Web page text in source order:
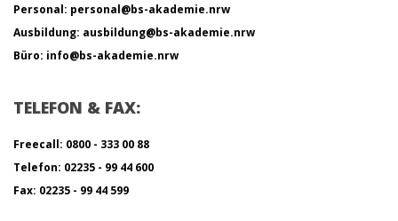
Personal: personal@bs-akademie.nrw
Ausbildung: ausbildung@bs-akademie.nrw
Büro: info@bs-akademie.nrw
TELEFON & FAX:
Freecall: 0800 - 333 00 88
Telefon: 02235 - 99 44 600
Fax: 02235 - 99 44 599